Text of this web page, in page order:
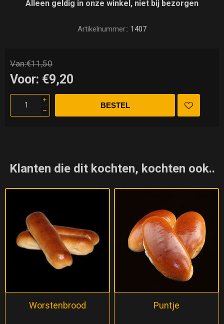
Alleen geldig in onze winkel, niet bij bezorgen
Artikelnummer:: 1407
Van:€11,50
Voor: €9,20
i
h
Klanten die dit kochten, kochten ook..
Worstenbrood Puntje